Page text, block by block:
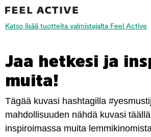
Katso lisää tuotteita valmistajalta Feel Active
Jaa hetkesi ja
muita!
Tägää kuvasi hashtagilla
mahdollisuuden nähdä kuvasi
inspiroimassa muita